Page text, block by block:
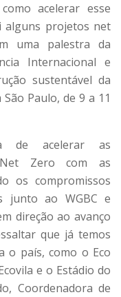
acelerar esse
alguns projetos net
uma palestra da
Internacional e
sustentável da
Paulo, de 9 a 11
de acelerar as
Net Zero com as
os compromissos
junto ao WGBC e
direção ao avanço
que já temos
o país, como o Eco
e o Estádio do
Coordenadora de